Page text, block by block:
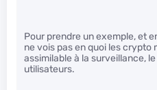
Pour prendre un exemple, et
ne vois pas en quoi les crypto
assimilable à la surveillance,
utilisateurs.